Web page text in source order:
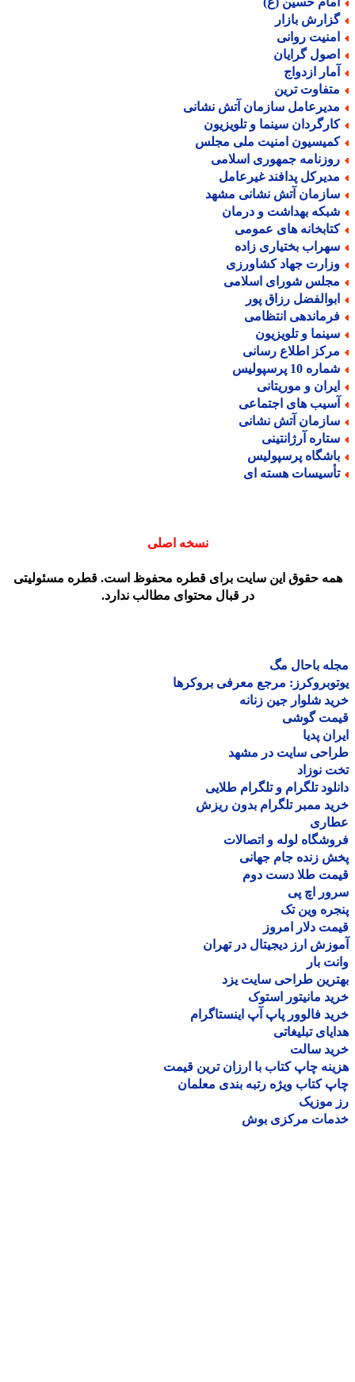
بازار
روانی
گرایان
ازدواج
ترین
سازمان آتش نشانی
سینما و تلویزیون
امنیت ملی مجلس
جمهوری اسلامی
پدافند غیرعامل
آتش نشانی مشهد
بهداشت و درمان
های عمومی
بختیاری زاده
جهاد کشاورزی
شورای اسلامی
رزاق پور
انتظامی
و تلویزیون
اطلاع رسانی
10 پرسپولیس
و موریتانی
های اجتماعی
آتش نشانی
آرژانتینی
پرسپولیس
هسته ای
نسخه اصلی
حقوق این سایت برای قطره محفوظ است. قطره مسئولیتی
در قبال محتوای مطالب ندارد.
باحال مگ
مرجع معرفی بروکرها
شلوار جین زنانه
گوشی
پدیا
سایت در مشهد
نوزاد
تلگرام و تلگرام طلایی
ممبر تلگرام بدون ریزش
لوله و اتصالات
زنده جام جهانی
طلا دست دوم
اچ پی
وین تک
دلار امروز
ارز دیجیتال در تهران
بار
طراحی سایت یزد
مانیتور استوک
فالوور پاپ آپ اینستاگرام
تبلیغاتی
سالت
چاپ کتاب با ارزان ترین قیمت
کتاب ویژه رتبه بندی معلمان
موزیک
مرکزی بوش